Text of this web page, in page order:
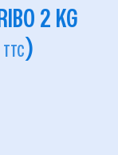
2 KG
TTC )